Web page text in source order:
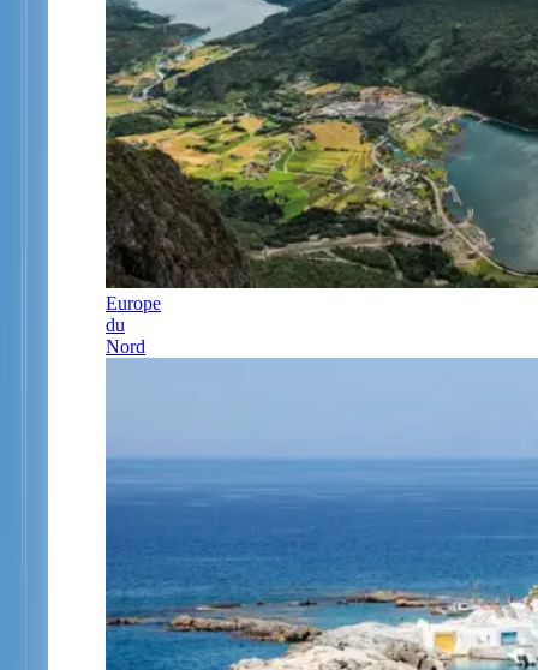
Europe
du
Nord